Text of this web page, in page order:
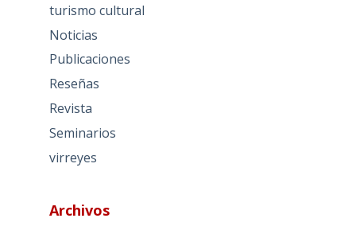
turismo cultural
Noticias
Publicaciones
Reseñas
Revista
Seminarios
virreyes
Archivos